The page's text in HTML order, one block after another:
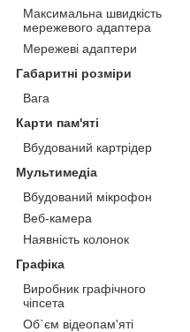
Максимальна швидкість
мережевого адаптера
Мережеві адаптери
Габаритні розміри
Вага
Карти пам'яті
Вбудований картрідер
Мультимедіа
Вбудований мікрофон
Веб-камера
Наявність колонок
Графіка
Виробник графічного
чіпсета
Об`єм відеопам'яті